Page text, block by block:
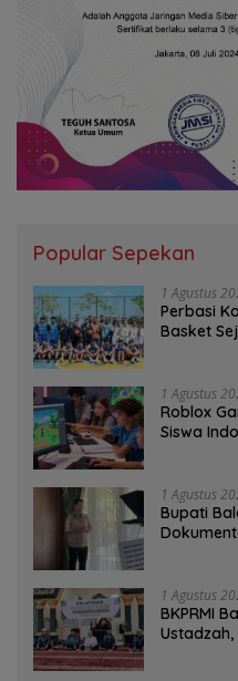
Popular Sepekan
1 Agustus
Perbasi
Basket
1 Agustus
Roblox
Siswa
1 Agustus
Bupati
1 Agustus
BKPRMI